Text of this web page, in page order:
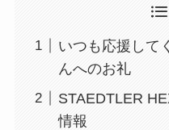
いつも応援して
んへのお礼
STAEDTLER
情報